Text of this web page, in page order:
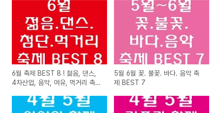
6월 축제 BEST 8 ! 젊음, 댄스,
4차산업, 음악, 여유, 먹거리 축제
5월 6월 꽃. 불꽃. 바다. 음악 축
제 BEST 7